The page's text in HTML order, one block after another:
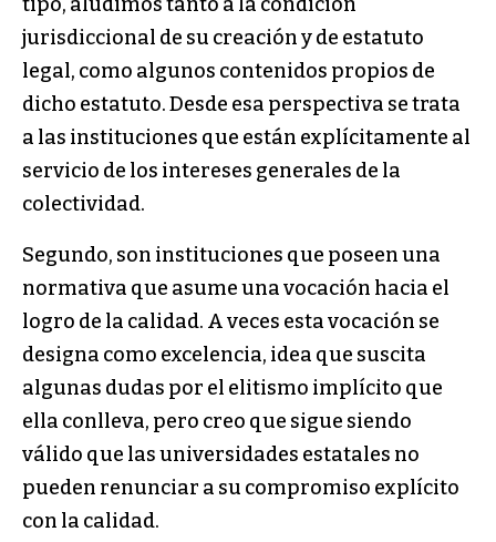
jurisdiccional de su creación y de estatuto
legal, como algunos contenidos propios de
dicho estatuto. Desde esa perspectiva se trata
a las instituciones que están explícitamente al
servicio de los intereses generales de la
colectividad.
Segundo, son instituciones que poseen una
normativa que asume una vocación hacia el
logro de la calidad. A veces esta vocación se
designa como excelencia, idea que suscita
algunas dudas por el elitismo implícito que
ella conlleva, pero creo que sigue siendo
válido que las universidades estatales no
pueden renunciar a su compromiso explícito
con la calidad.